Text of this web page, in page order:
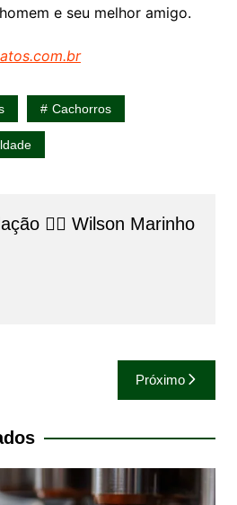
e seu melhor amigo.
Cachorros
👨‍⚖️​ Wilson Marinho
Próximo